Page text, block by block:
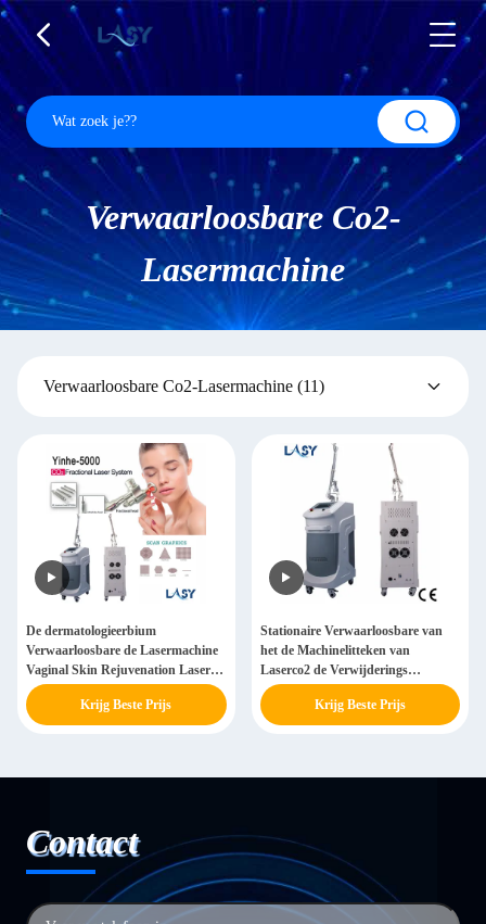
Verwaarloosbare Co2-
Lasermachine
Verwaarloosbare Co2-Lasermachine (11)
De dermatologieerbium
Verwaarloosbare de Lasermachine
Vaginal Skin Rejuvenation Laser
Machine van Co2
Krijg Beste Prijs
Stationaire Verwaarloosbare van
het de Machinelitteken van
Laserco2 de Verwijderings
Infrarode Huid
Krijg Beste Prijs
Contact